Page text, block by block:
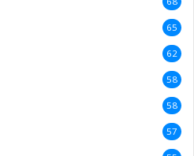
65
62
58
58
57